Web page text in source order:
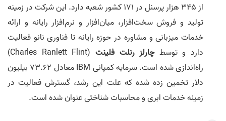
از 345 هزار پرسنل در 171 کشور شعبه دارد. این شرکت در زمینه
تولید و فروش سخت‌افزار، میان‌افزار و نرم‌افزار رایانه و ارائه
خدمات میزبانی و مشاوره در حوزه رایانه تا فناوری نانو فعالیت
دارد و توسطچارلز رنلت فلینت
(Charles Ranlett Flint)
راه‌اندازی شده است. سرمایه کمپانی IBM معادل 73.62 بیلیون
دلار تخمین زده شده که علت این رشد، گسترش فعالیت‌ در
زمینه خدمات ابری و محاسبات شناختی عنوان شده است.